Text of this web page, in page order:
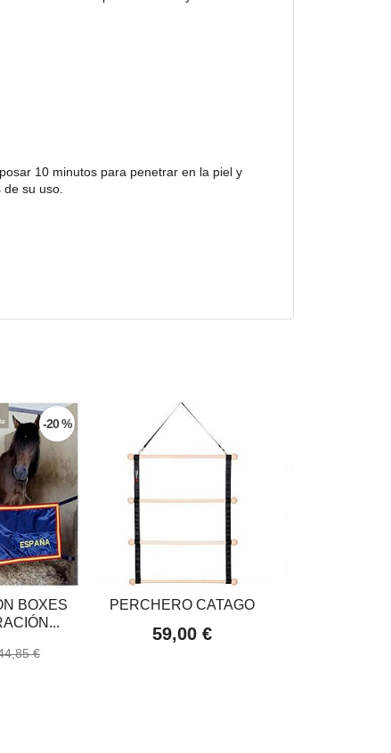
10 minutos para penetrar en la piel y
su uso.
-20 %
BOXES
€
PERCHERO CATAGO
59,00 €